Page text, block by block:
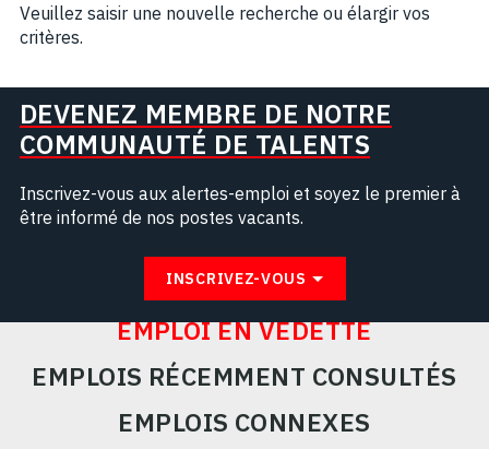
Veuillez saisir une nouvelle recherche ou élargir vos
critères.
DEVENEZ MEMBRE DE NOTRE
COMMUNAUTÉ DE TALENTS
Inscrivez-vous aux alertes-emploi et soyez le premier à
être informé de nos postes vacants.
INSCRIVEZ-VOUS
EMPLOI EN VEDETTE
EMPLOIS RÉCEMMENT CONSULTÉS
EMPLOIS CONNEXES